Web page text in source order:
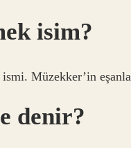
isim?
Müzekker’in
denir?